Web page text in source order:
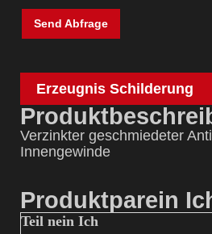
Send Abfrage
Erzeugnis Schilderung
Verzinkter geschmiedeter
Innengewinde
Produktparein
Teil nein Ich